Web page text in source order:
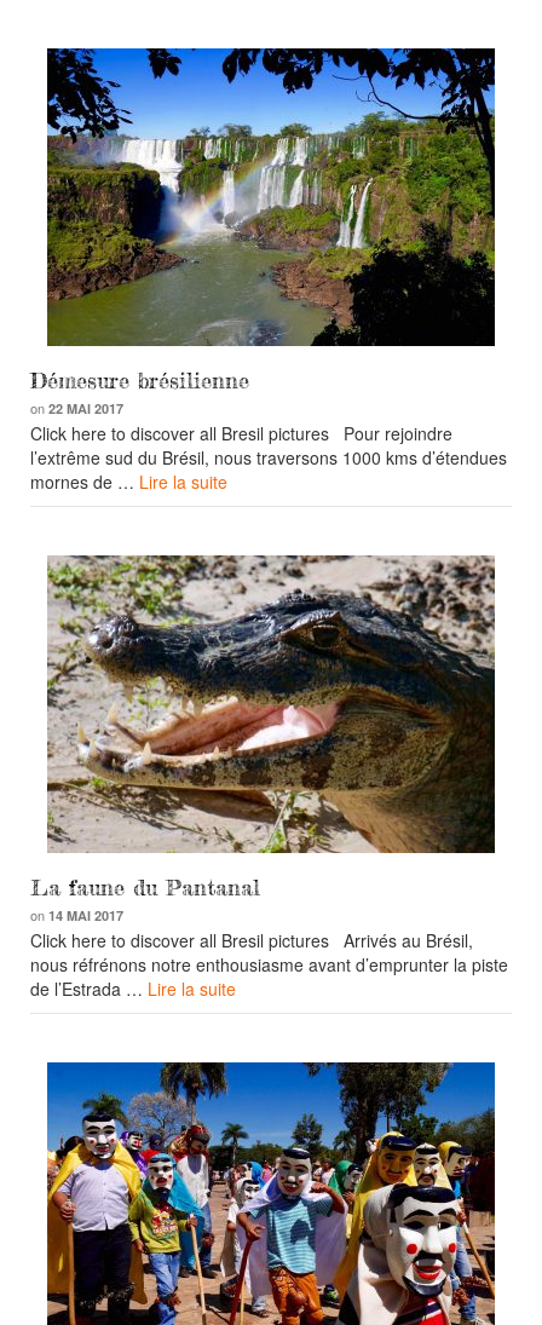
Démesure brésilienne
on 22 MAI 2017
Click here to discover all Bresil pictures Pour rejoindre
l’extrême sud du Brésil, nous traversons 1000 kms d’étendues
mornes de … Lire la suite
La faune du Pantanal
on 14 MAI 2017
Click here to discover all Bresil pictures Arrivés au Brésil,
nous réfrénons notre enthousiasme avant d’emprunter la piste
de l’Estrada … Lire la suite